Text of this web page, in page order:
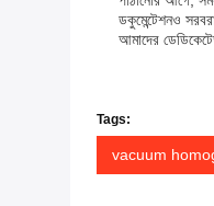
ডকুমেন্টেশনও
আমাদের
Tags:
vacuum